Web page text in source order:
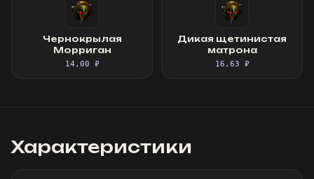
Чернокрылая
Морриган
14,00 ₽
Дикая щетинистая
матрона
16,63 ₽
Характеристики